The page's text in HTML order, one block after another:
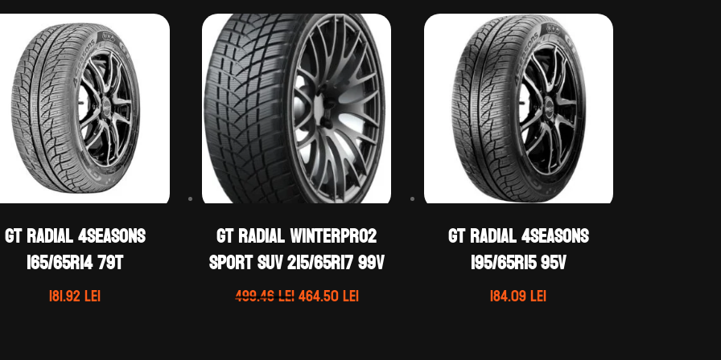
GT Radial 4SEASONS
165/65R14 79T
181.92lei
GT Radial WINTERPRO2
SPORT SUV 215/65R17 99V
499.46leiPrețul
464.50leiPrețul
GT Radial 4SEASONS
195/65R15 95V
184.09lei